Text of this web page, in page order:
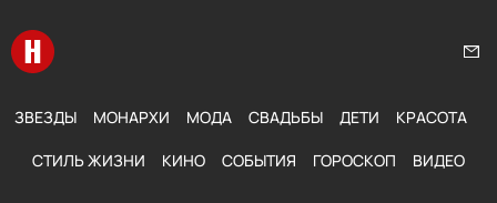
Перейти на главную
ЗВЕЗДЫ МОНАРХИ МОДА СВАДЬБЫ ДЕТИ КРАСОТА
СТИЛЬ ЖИЗНИ КИНО СОБЫТИЯ ГОРОСКОП ВИДЕО